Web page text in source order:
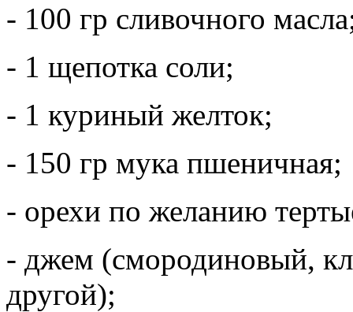
- 100 гр сливочного
- 1 щепотка соли;
- 1 куриный желток;
- 150 гр мука пшеничная;
- орехи по желанию
- джем (смородиновый,
другой);